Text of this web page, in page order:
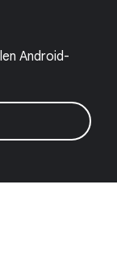
Android-